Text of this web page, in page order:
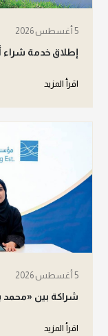
5 أغسطس 2026
إطلاق خدمة شراء
اقرأ المزيد
5 أغسطس 2026
شراكة بين «محمد
اقرأ المزيد